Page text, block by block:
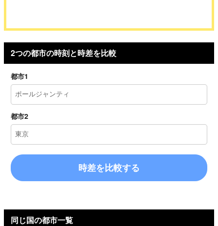
2つの都市の時刻と時差を比較
都市1
都市2
時差を比較する
同じ国の都市一覧